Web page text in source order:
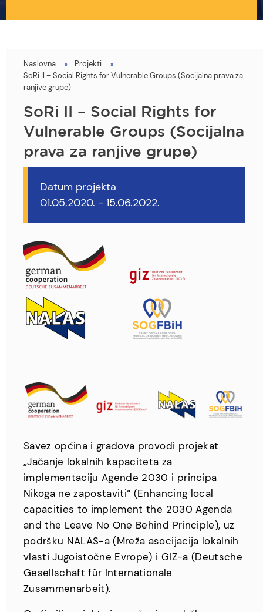
You
are
here
Naslovna
Projekti
SoRi II – Social Rights for Vulnerable Groups (Socijalna prava za
ranjive grupe)
SoRi II – Social Rights for
Vulnerable Groups (Socijalna
prava za ranjive grupe)
Datum projekta
01.05.2020. - 15.06.2022.
Savez općina i gradova provodi projekat
„Jačanje lokalnih kapaciteta za
implementaciju Agende 2030 i principa
Nikoga ne zapostaviti“ (Enhancing local
capacities to implement the 2030 Agenda
and the Leave No One Behind Principle), uz
podršku NALAS-a (Mreža asocijacija lokalnih
vlasti Jugoistočne Evrope) i GIZ-a (Deutsche
Gesellschaft für Internationale
Zusammenarbeit).